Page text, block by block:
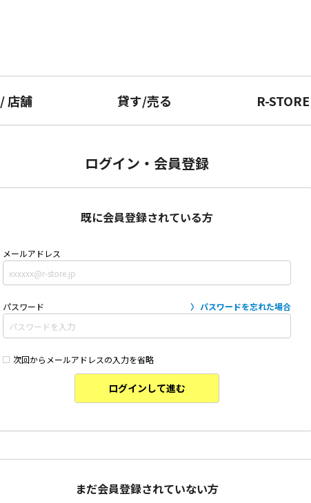
/店舗 貸す/売る R-STORE
ログイン・会員登録
既に会員登録されている方
メールアドレス
パスワード パスワードを忘れた場合
次回からメールアドレスの入力を省略
ログインして進む
まだ会員登録されていない方